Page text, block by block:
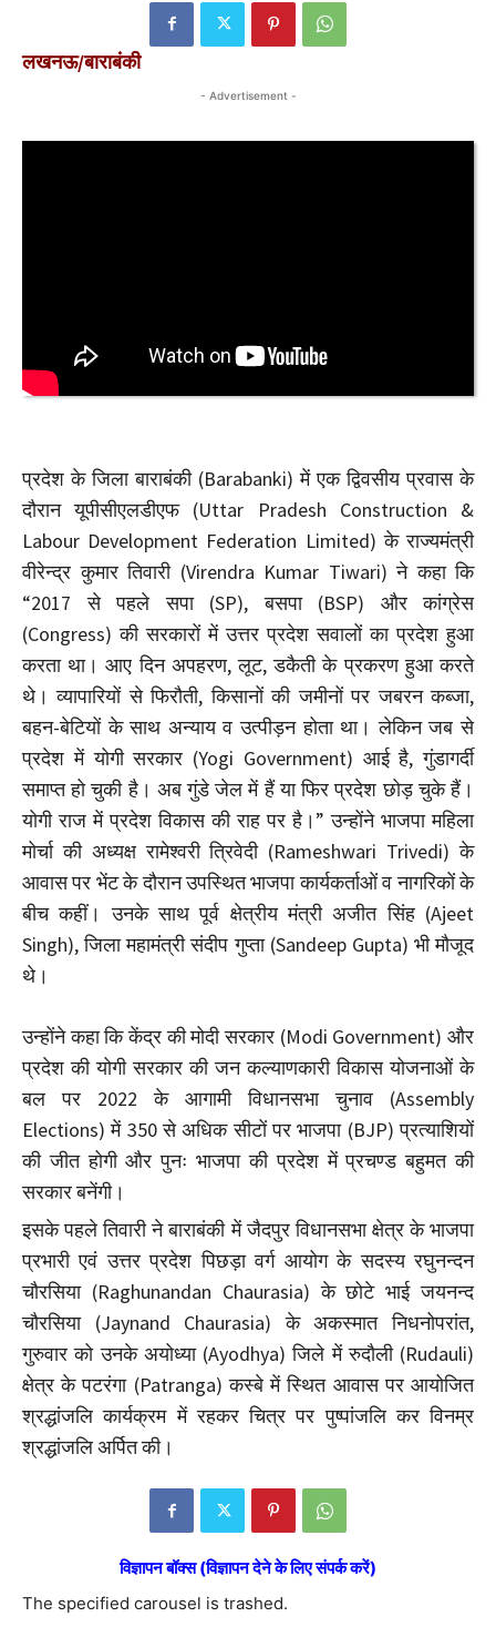
लखनऊ/बाराबंकी
- Advertisement -
प्रदेश के जिला बाराबंकी (Barabanki) में एक द्विवसीय प्रवास के
दौरान यूपीसीएलडीएफ (Uttar Pradesh Construction &
Labour Development Federation Limited) के राज्यमंत्री
वीरेन्द्र कुमार तिवारी (Virendra Kumar Tiwari) ने कहा कि
“2017 से पहले सपा (SP), बसपा (BSP) और कांग्रेस
(Congress) की सरकारों में उत्तर प्रदेश सवालों का प्रदेश हुआ
करता था। आए दिन अपहरण, लूट, डकैती के प्रकरण हुआ करते
थे। व्यापारियों से फिरौती, किसानों की जमीनों पर जबरन कब्जा,
बहन-बेटियों के साथ अन्याय व उत्पीड़न होता था। लेकिन जब से
प्रदेश में योगी सरकार (Yogi Government) आई है, गुंडागर्दी
समाप्त हो चुकी है। अब गुंडे जेल में हैं या फिर प्रदेश छोड़ चुके हैं।
योगी राज में प्रदेश विकास की राह पर है।” उन्होंने भाजपा महिला
मोर्चा की अध्यक्ष रामेश्वरी त्रिवेदी (Rameshwari Trivedi) के
आवास पर भेंट के दौरान उपस्थित भाजपा कार्यकर्ताओं व नागरिकों के
बीच कहीं। उनके साथ पूर्व क्षेत्रीय मंत्री अजीत सिंह (Ajeet
Singh), जिला महामंत्री संदीप गुप्ता (Sandeep Gupta) भी मौजूद
थे।
उन्होंने कहा कि केंद्र की मोदी सरकार (Modi Government) और
प्रदेश की योगी सरकार की जन कल्याणकारी विकास योजनाओं के
बल पर 2022 के आगामी विधानसभा चुनाव (Assembly
Elections) में 350 से अधिक सीटों पर भाजपा (BJP) प्रत्याशियों
की जीत होगी और पुनः भाजपा की प्रदेश में प्रचण्ड बहुमत की
सरकार बनेंगी।
इसके पहले तिवारी ने बाराबंकी में जैदपुर विधानसभा क्षेत्र के भाजपा
प्रभारी एवं उत्तर प्रदेश पिछड़ा वर्ग आयोग के सदस्य रघुनन्दन
चौरसिया (Raghunandan Chaurasia) के छोटे भाई जयनन्द
चौरसिया (Jaynand Chaurasia) के अकस्मात निधनोपरांत,
गुरुवार को उनके अयोध्या (Ayodhya) जिले में रुदौली (Rudauli)
क्षेत्र के पटरंगा (Patranga) कस्बे में स्थित आवास पर आयोजित
श्रद्धांजलि कार्यक्रम में रहकर चित्र पर पुष्पांजलि कर विनम्र
श्रद्धांजलि अर्पित की।
विज्ञापन बॉक्स (विज्ञापन देने के लिए संपर्क करें)
The specified carousel is trashed.